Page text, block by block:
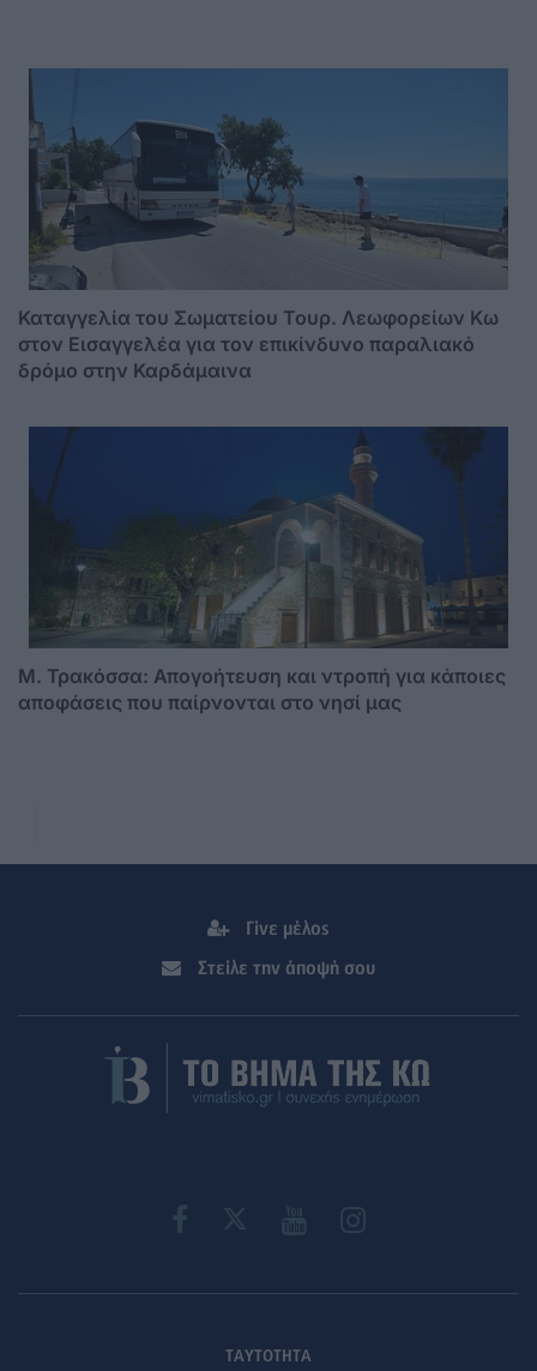
Καταγγελία του Σωματείου Τουρ. Λεωφορείων Κω
στον Εισαγγελέα για τον επικίνδυνο παραλιακό
δρόμο στην Καρδάμαινα
Μ. Τρακόσσα: Απογοήτευση και ντροπή για κάποιες
αποφάσεις που παίρνονται στο νησί μας
Γίνε μέλος
Στείλε την άποψή σου
ΤΑΥΤΟΤΗΤΑ